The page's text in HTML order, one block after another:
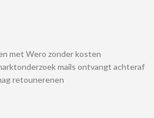
met Wero zonder kosten
mails ontvangt achteraf
retounerenen